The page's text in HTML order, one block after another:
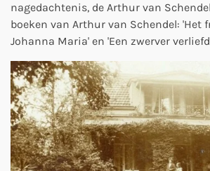
nagedachtenis, de Arthur van
boeken van Arthur van Schendel: 'Het
Johanna Maria' en 'Een zwerver